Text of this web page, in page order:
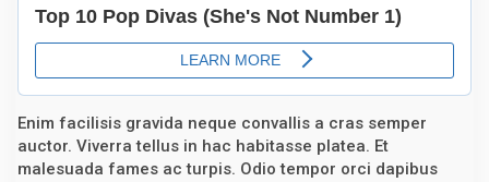
Enim facilisis gravida neque convallis a cras semper
auctor. Viverra tellus in hac habitasse platea. Et
malesuada fames ac turpis. Odio tempor orci dapibus